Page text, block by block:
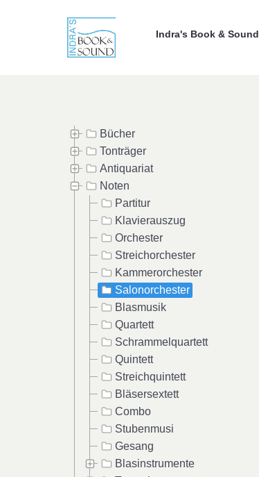
Indra's Book & Sound
Bücher
Tonträger
Antiquariat
Noten
Partitur
Klavierauszug
Orchester
Streichorchester
Kammerorchester
Salonorchester
Blasmusik
Quartett
Schrammelquartett
Quintett
Streichquintett
Bläsersextett
Combo
Stubenmusi
Gesang
Blasinstrumente